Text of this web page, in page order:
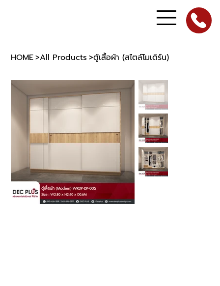
HOME>All Products >ตู้เสื้อผ้า (สไตล์โมเดิร์น)